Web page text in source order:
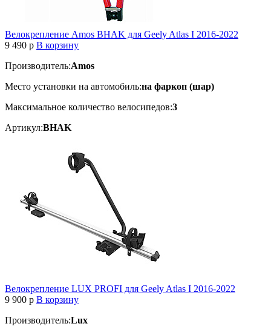
Велокрепление Amos BHAK для Geely Atlas I 2016-2022
9 490 p В корзину
Производитель:Amos
Место установки на автомобиль:на фаркоп (шар)
Максимальное количество велосипедов:3
Артикул:BHAK
Велокрепление LUX PROFI для Geely Atlas I 2016-2022
9 900 p В корзину
Производитель:Lux